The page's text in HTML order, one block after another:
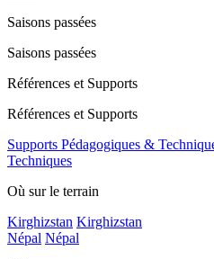
Saisons passées
Saisons passées
Références et Supports
Références et Supports
Supports Pédagogiques &
Techniques
Où sur le terrain
Kirghizstan Kirghizstan
Népal Népal